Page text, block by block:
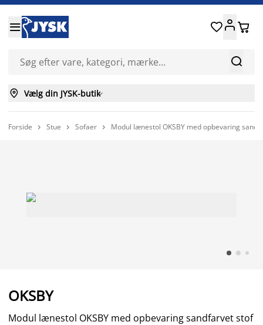


 
 Vælg din JYSK-butik
Forside  Stue  Sofaer  Modul lænestol OKSBY med opbevaring
OKSBY
Modul lænestol OKSBY med opbevaring sandfarvet stof